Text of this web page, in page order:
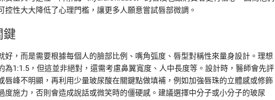
性大大降低了心理門檻，讓更多人願意嘗試唇部微調。
鍵
，而是需要根據每個人的臉部比例、嘴角弧度、唇型對稱性來量身設計。理想
1:1.5，但這並非絕對，還需考慮鼻翼寬度、人中長度等。設計時，醫師會先評
峰不明顯，再利用少量玻尿酸在關鍵點做填補，例如加強唇珠的立體感或修飾
施力，否則會造成說話或微笑時的僵硬感。建議選擇中分子或小分子的玻尿